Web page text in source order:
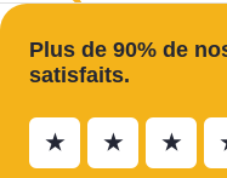
Plus de 90% de
satisfaits.
★ ★ ★